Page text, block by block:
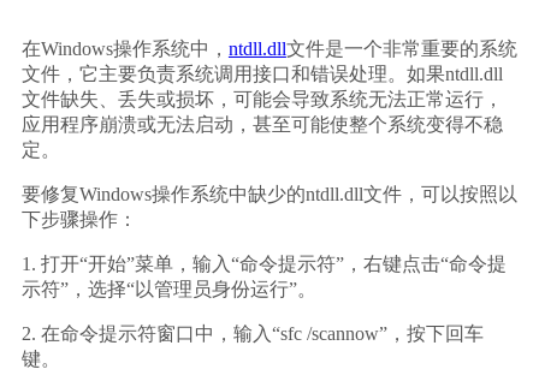
在Windows操作系统中， ntdll.dll文件是一个非常重要的系统
文件，它主要负责系统调用接口和错误处理。如果ntdll.dll
文件缺失、丢失或损坏，可能会导致系统无法正常运行，
应用程序崩溃或无法启动，甚至可能使整个系统变得不稳
定。
要修复Windows操作系统中缺少的ntdll.dll文件，可以按照以
下步骤操作：
1. 打开“开始”菜单，输入“命令提示符”，右键点击“命令提
示符”，选择“以管理员身份运行”。
2. 在命令提示符窗口中，输入“sfc /scannow”，按下回车
键。